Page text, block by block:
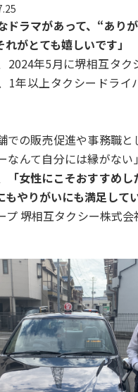
ドラマがあって、“あり
がとても嬉しいです」
2024年5月に堺相互タク
1年以上タクシードライ
での販売促進や事務職
なんて自分には縁がない
「女性にこそおすすめ
やりがいにも満足してい
プ 堺相互タクシー株式